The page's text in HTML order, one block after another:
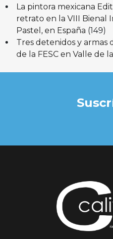
La pintora mexicana
retrato en la VIII Bienal
Pastel, en España (149)
Tres detenidos y armas
de la FESC en Valle de